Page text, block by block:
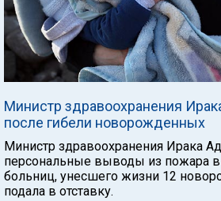
Министр здравоохранения
после гибели новорожденных
Министр здравоохранения Ирака
персональные выводы из пожара в
больниц, унесшего жизни 12
подала в отставку.